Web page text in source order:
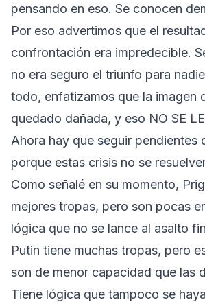
pensando en eso. Se conocen
Por eso advertimos que el
confrontación era impredecible.
no era seguro el triunfo para
todo, enfatizamos que la imagen
quedado dañada, y eso NO SE
Ahora hay que seguir pendientes
porque estas crisis no se
Como señalé en su momento,
mejores tropas, pero son pocas
lógica que no se lance al asalto
Putin tiene muchas tropas, pero
son de menor capacidad que las
Tiene lógica que tampoco se